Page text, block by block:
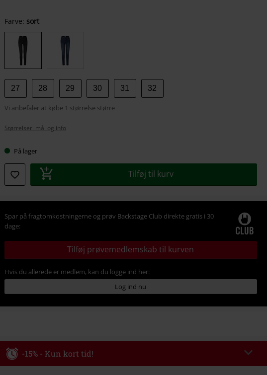
Vælg
din
størrelse
Farve: sort
27 28 29 30 31 32
Vi anbefaler at købe 1 størrelse større
Størrelser, mål og info
På lager
Tilføj til kurv
Spar på fragtomkostningerne og prøv Backstage Club direkte gratis i 30
dage:
Tilføj prøvemedlemskab til kurven
Hvis du allerede er medlem, kan du logge ind her:
Log ind nu
-15% - Kun kort tid!